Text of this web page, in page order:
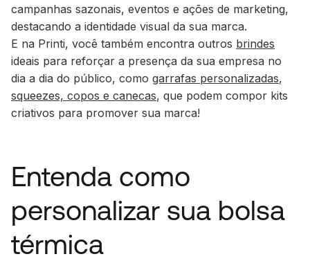
campanhas sazonais, eventos e ações de marketing,
destacando a identidade visual da sua marca.
E na Printi, você também encontra outros brindes
ideais para reforçar a presença da sua empresa no
dia a dia do público, como garrafas personalizadas,
squeezes, copos e canecas, que podem compor kits
criativos para promover sua marca!
Entenda como
personalizar sua bolsa
térmica